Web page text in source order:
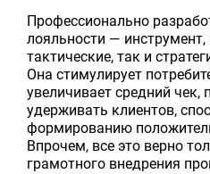
Профессионально
лояльности —
тактические, так и
Она стимулирует
увеличивает средний чек,
удерживать клиентов,
формированию
Впрочем, все это верно
грамотного внедрения